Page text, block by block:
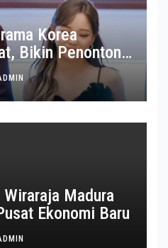
Korea
Bikin Penonton
Madura
Ekonomi Baru